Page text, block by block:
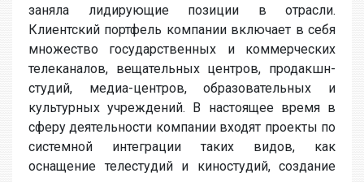
заняла лидирующие позиции в отрасли.
Клиентский портфель компании включает в себя
множество государственных и коммерческих
телеканалов, вещательных центров, продакшн-
студий, медиа-центров, образовательных и
культурных учреждений. В настоящее время в
сферу деятельности компании входят проекты по
системной интеграции таких видов, как
оснащение телестудий и киностудий, создание